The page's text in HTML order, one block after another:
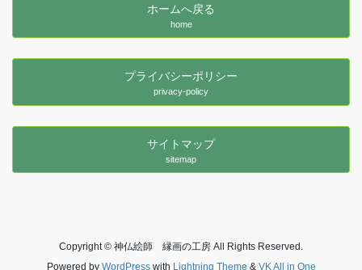
ホームへ戻る
home
プライバシーポリシー
privacy-policy
サイトマップ
sitemap
Copyright © 神仏絵師 縁画の工房 All Rights Reserved.
Powered by WordPresswith Lightning Theme & VK All in One